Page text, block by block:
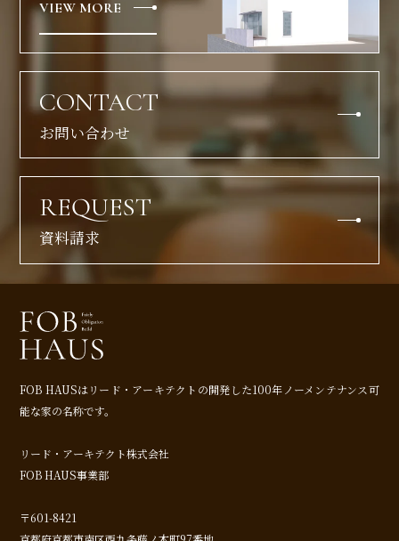
VIEW MORE
CONTACT
お問い合わせ
REQUEST
資料請求
FOB HAUSはリード・アーキテクトの開発した100年ノーメンテナンス可
能な家の名称です。
リード・アーキテクト株式会社
FOB HAUS事業部
〒601-8421